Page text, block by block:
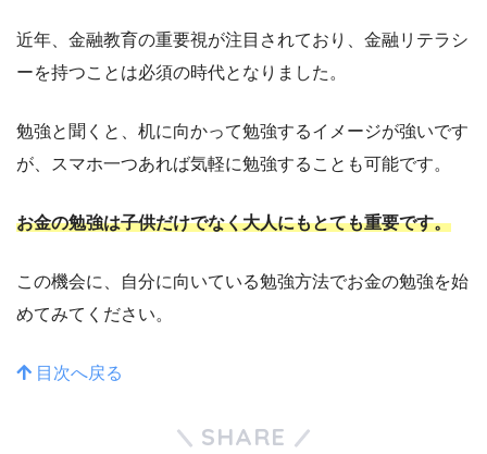
近年、金融教育の重要視が注目されており、金融リテラシ
ーを持つことは必須の時代となりました。
勉強と聞くと、机に向かって勉強するイメージが強いです
が、スマホ一つあれば気軽に勉強することも可能です。
お金の勉強は子供だけでなく大人にもとても重要です。
この機会に、自分に向いている勉強方法でお金の勉強を始
めてみてください。
目次へ戻る
SHARE